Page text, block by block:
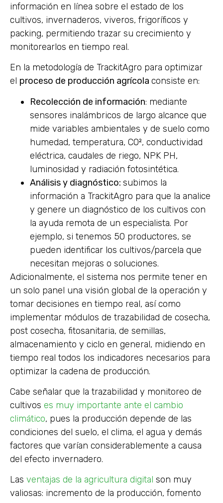
información en línea sobre el estado de los
cultivos, invernaderos, viveros, frigoríficos y
packing, permitiendo trazar su crecimiento y
monitorearlos en tiempo real.
En la metodología de TrackitAgro para optimizar
el proceso de producción agrícola consiste en:
Recolección de información: mediante
sensores inalámbricos de largo alcance que
mide variables ambientales y de suelo como
humedad, temperatura, CO², conductividad
eléctrica, caudales de riego, NPK PH,
luminosidad y radiación fotosintética.
Análisis y diagnóstico: subimos la
información a TrackitAgro para que la analice
y genere un diagnóstico de los cultivos con
la ayuda remota de un especialista. Por
ejemplo, si tenemos 50 productores, se
pueden identificar los cultivos/parcela que
necesitan mejoras o soluciones.
Adicionalmente, el sistema nos permite tener en
un solo panel una visión global de la operación y
tomar decisiones en tiempo real, así como
implementar módulos de trazabilidad de cosecha,
post cosecha, fitosanitaria, de semillas,
almacenamiento y ciclo en general, midiendo en
tiempo real todos los indicadores necesarios para
optimizar la cadena de producción.
Cabe señalar que la trazabilidad y monitoreo de
cultivos es muy importante ante el cambio
climático, pues la producción depende de las
condiciones del suelo, el clima, el agua y demás
factores que varían considerablemente a causa
del efecto invernadero.
Las ventajas de la agricultura digital son muy
valiosas: incremento de la producción, fomento